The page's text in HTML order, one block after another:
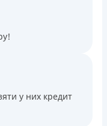
у них кредит